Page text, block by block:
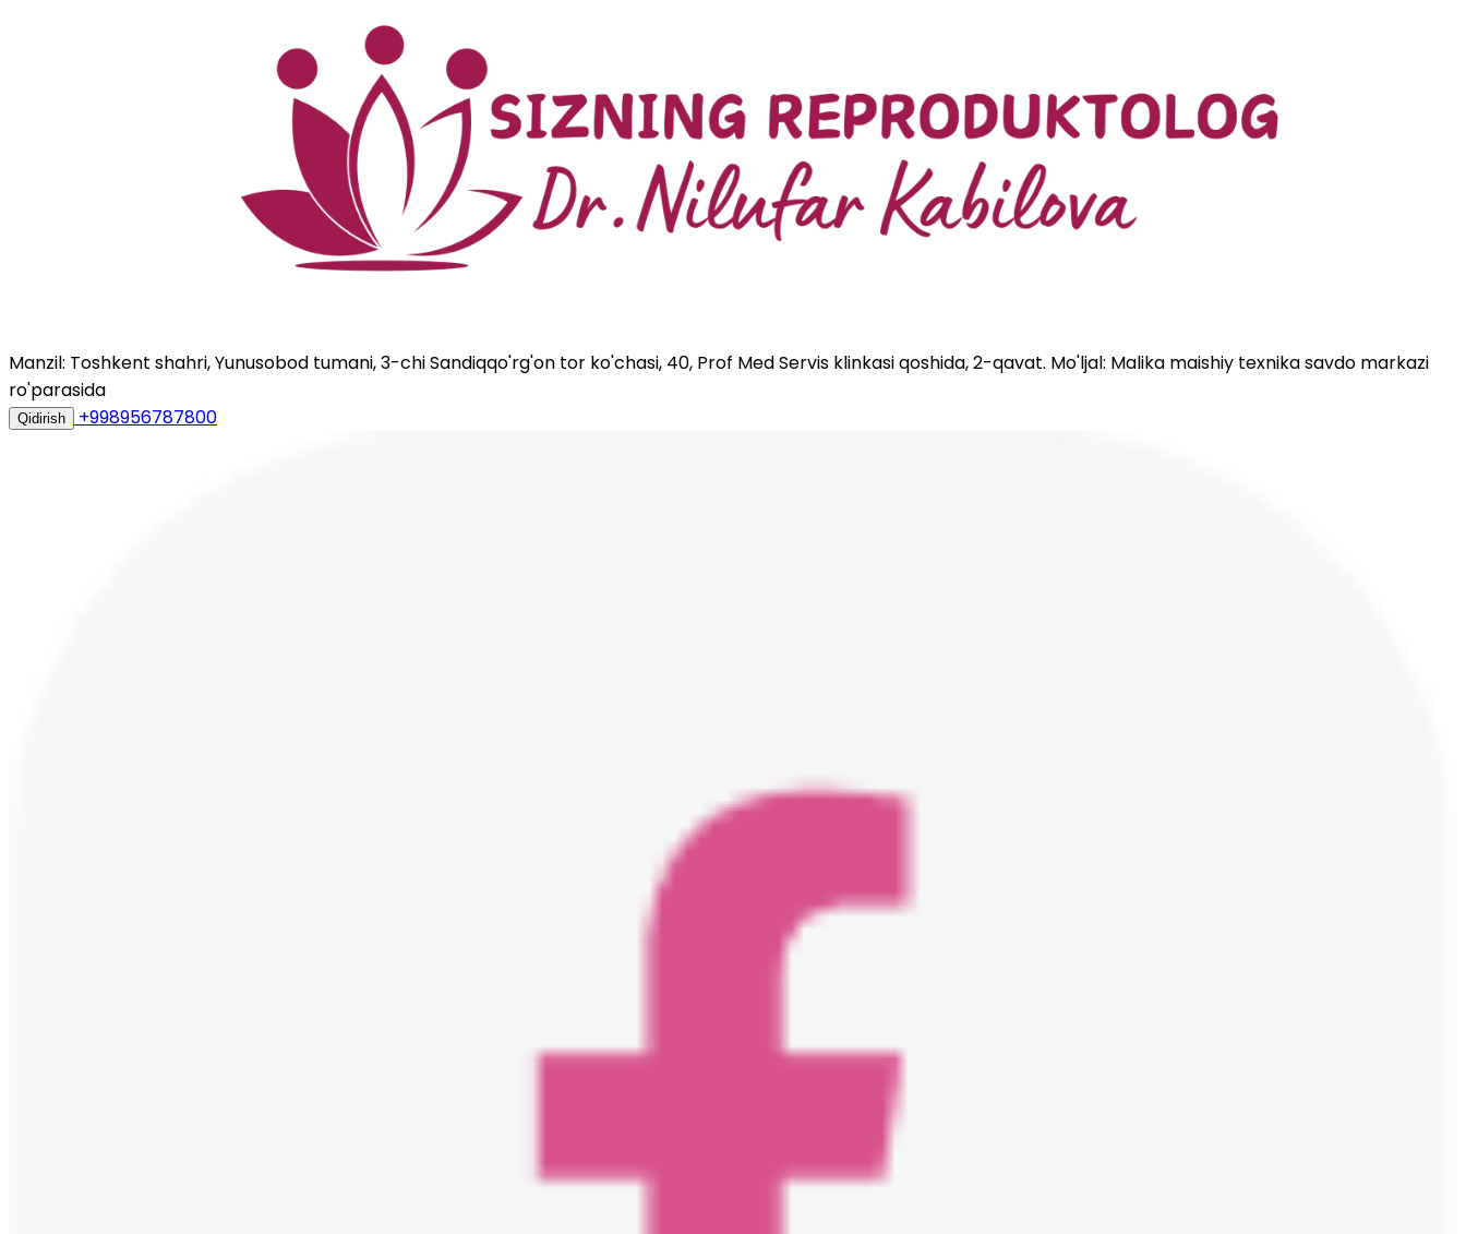
Manzil: Toshkent shahri, Yunusobod tumani, 3-chi Sandiqqo'rg'on tor ko'chasi, 40, Prof Med Servis klinkasi qoshida, 2-qavat. Mo'ljal: Malika maishiy texnika savdo markazi
ro'parasida
Qidirish +998956787800